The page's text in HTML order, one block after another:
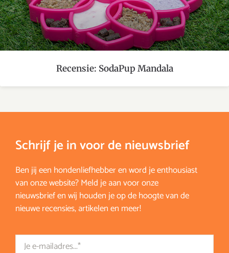
Recensie: SodaPup Mandala
Schrijf je in voor de nieuwsbrief
Ben jij een hondenliefhebber en word je enthousiast
van onze website? Meld je aan voor onze
nieuwsbrief en wij houden je op de hoogte van de
nieuwe recensies, artikelen en meer!
Email